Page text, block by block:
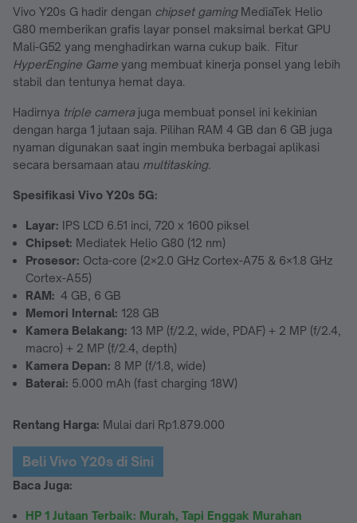
Vivo Y20s G hadir dengan chipset gaming MediaTek Helio
G80 memberikan grafis layar ponsel maksimal berkat GPU
Mali-G52 yang menghadirkan warna cukup baik. Fitur
HyperEngine Game yang membuat kinerja ponsel yang lebih
stabil dan tentunya hemat daya.
Hadirnya triple camera juga membuat ponsel ini kekinian
dengan harga 1 jutaan saja. Pilihan RAM 4 GB dan 6 GB juga
nyaman digunakan saat ingin membuka berbagai aplikasi
secara bersamaan atau multitasking.
Spesifikasi Vivo Y20s 5G:
Layar: IPS LCD 6.51 inci, 720 x 1600 piksel
Chipset: Mediatek Helio G80 (12 nm)
Prosesor: Octa-core (2×2.0 GHz Cortex-A75 & 6×1.8 GHz
Cortex-A55)
RAM: 4 GB, 6 GB
Memori Internal: 128 GB
Kamera Belakang: 13 MP (f/2.2, wide, PDAF) + 2 MP (f/2.4,
macro) + 2 MP (f/2.4, depth)
Kamera Depan: 8 MP (f/1.8, wide)
Baterai: 5.000 mAh (fast charging 18W)
Rentang Harga: Mulai dari Rp1.879.000
Beli Vivo Y20s di Sini
Baca Juga:
HP 1 Jutaan Terbaik: Murah, Tapi Enggak Murahan